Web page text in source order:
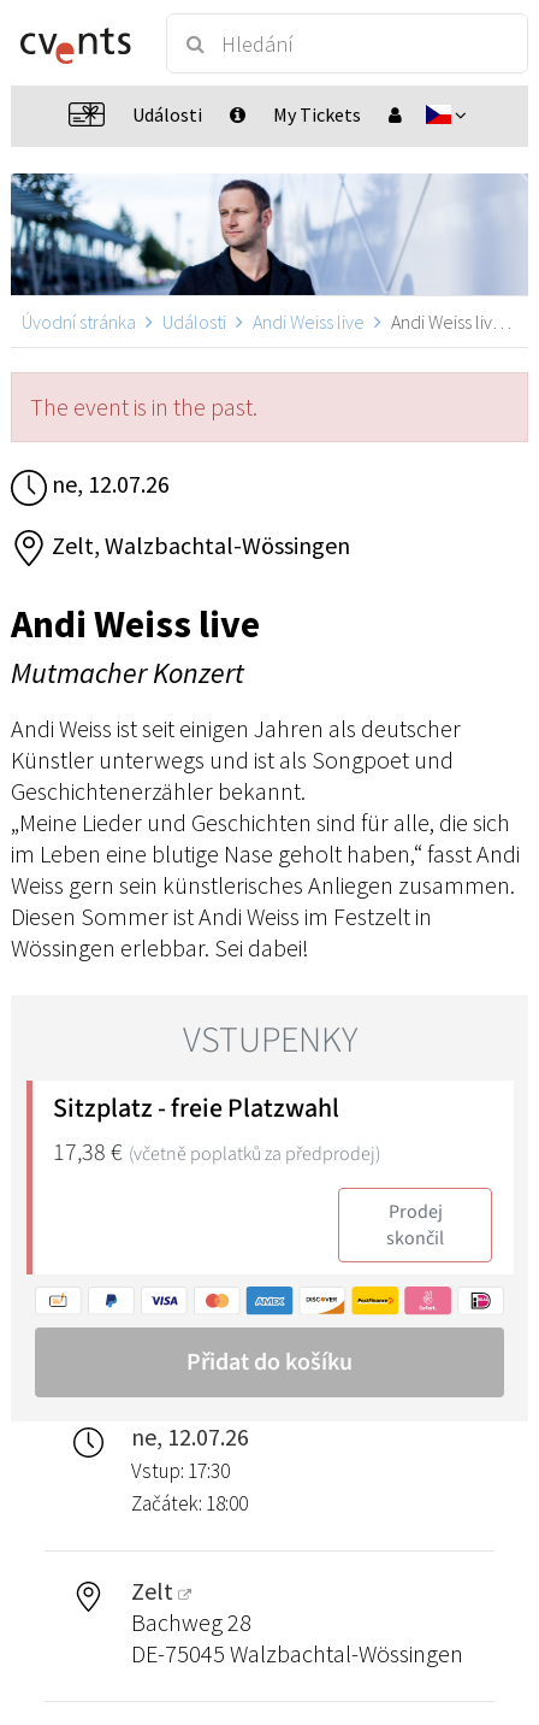
Události My Tickets
Úvodní stránka Události Andi Weiss live Andi Weiss live, Walzbachtal-Wössingen
The event is in the past.
ne, 12.07.26
Zelt, Walzbachtal-Wössingen
Andi Weiss live
Mutmacher Konzert
Andi Weiss ist seit einigen Jahren als deutscher
Künstler unterwegs und ist als Songpoet und
Geschichtenerzähler bekannt.
„Meine Lieder und Geschichten sind für alle, die sich
im Leben eine blutige Nase geholt haben,“ fasst Andi
Weiss gern sein künstlerisches Anliegen zusammen.
Diesen Sommer ist Andi Weiss im Festzelt in
Wössingen erlebbar. Sei dabei!
ne, 12.07.26
Vstup: 17:30
Začátek: 18:00
Zelt
Bachweg 28
DE-75045 Walzbachtal-Wössingen